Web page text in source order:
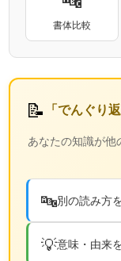
書体比較
📝 「でんぐり
あなたの知識が他
🔤別の読み方
💡意味・由来